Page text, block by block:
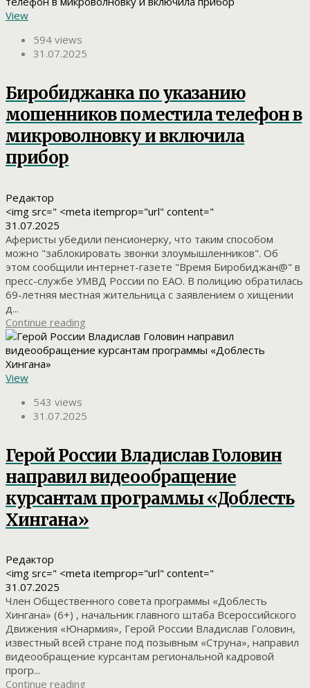
View
594 views
31.07.2025
Биробиджанка по указанию
мошенников поместила телефон в
микроволновку и включила
прибор
Редактор
<img src=" <meta itemprop="url" content="
31.07.2025
Аферисты убедили пенсионерку, что таким способом
можно "заблокировать звонки злоумышленников". Об
этом сообщили интернет-газете "Время Биробиджан@" в
пресс-службе УМВД России по ЕАО. В полицию обратилась
69-летняя местная жительница с заявлением о хищении
д...
Continue reading
View
543 views
31.07.2025
Герой России Владислав Головин
направил видеообращение
курсантам программы «Доблесть
Хингана»
Редактор
<img src=" <meta itemprop="url" content="
31.07.2025
Член Общественного совета программы «Доблесть
Хингана» (6+) , начальник главного штаба Всероссийского
Движения «Юнармия», Герой России Владислав Головин,
известный всей стране под позывным «Струна», направил
видеообращение курсантам региональной кадровой
прогр...
Continue reading